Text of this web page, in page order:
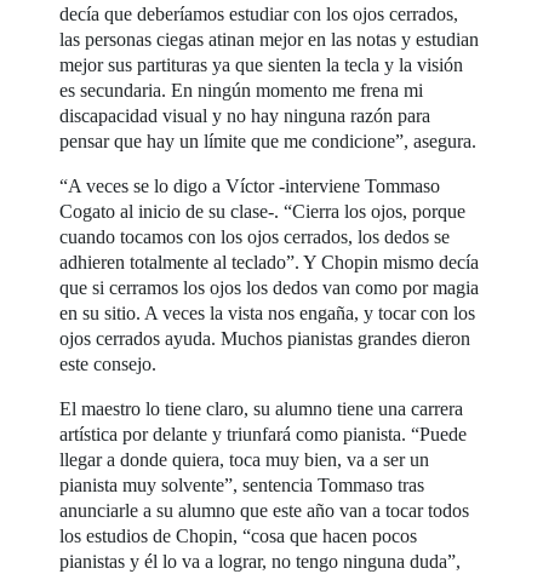
decía que deberíamos estudiar con los ojos cerrados,
las personas ciegas atinan mejor en las notas y estudian
mejor sus partituras ya que sienten la tecla y la visión
es secundaria. En ningún momento me frena mi
discapacidad visual y no hay ninguna razón para
pensar que hay un límite que me condicione”, asegura.
“A veces se lo digo a Víctor -interviene Tommaso
Cogato al inicio de su clase-. “Cierra los ojos, porque
cuando tocamos con los ojos cerrados, los dedos se
adhieren totalmente al teclado”. Y Chopin mismo decía
que si cerramos los ojos los dedos van como por magia
en su sitio. A veces la vista nos engaña, y tocar con los
ojos cerrados ayuda. Muchos pianistas grandes dieron
este consejo.
El maestro lo tiene claro, su alumno tiene una carrera
artística por delante y triunfará como pianista. “Puede
llegar a donde quiera, toca muy bien, va a ser un
pianista muy solvente”, sentencia Tommaso tras
anunciarle a su alumno que este año van a tocar todos
los estudios de Chopin, “cosa que hacen pocos
pianistas y él lo va a lograr, no tengo ninguna duda”,